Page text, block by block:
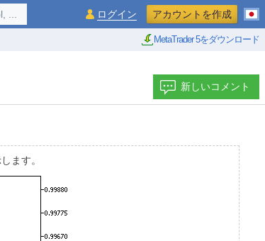
MetaTrader 5をダウンロード
... ログイン アカウントを作成
新しいコメント
ます。